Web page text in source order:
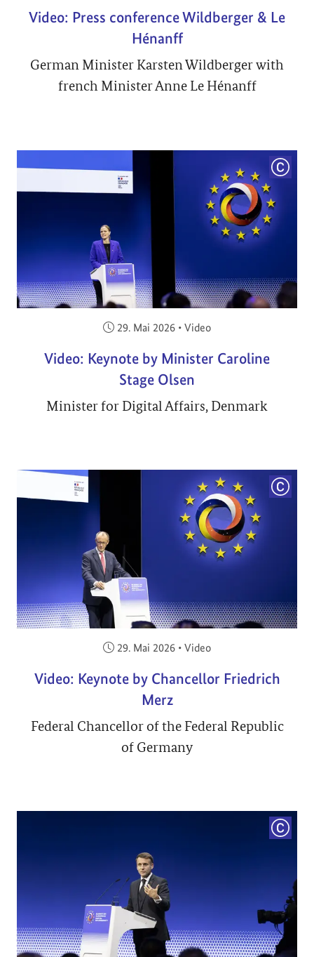
Video: Press conference Wildberger & Le
Hénanff
German Minister Karsten Wildberger with
french Minister Anne Le Hénanff
Veröffentlicht am:
29. Mai 2026 • Video
Video: Keynote by Minister Caroline
Stage Olsen
Minister for Digital Affairs, Denmark
Veröffentlicht am:
29. Mai 2026 • Video
Video: Keynote by Chancellor Friedrich
Merz
Federal Chancellor of the Federal Republic
of Germany